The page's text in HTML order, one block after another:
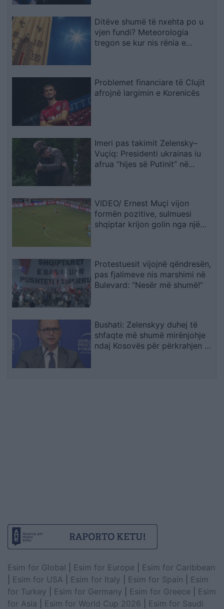
Ditëve shumë të nxehta po u
vjen fundi? Meteorologia
tregon se kur nis rënia e
Problemet financiare të Clujit
afrojnë largimin e Korenicës
Imeri pas takimit Zelensky–
Vuçiq: Presidenti ukrainas iu
afrua “hijes së Putinit” në
VIDEO/ Ernest Muçi vijon
formën pozitive, sulmuesi
shqiptar krijon golin nga një
Protestuesit vijojnë qëndresën,
pas fjalimeve nis marshimi në
Bulevard: “Nesër më shumë!”
Bushati: Zelenskyy duhej të
shfaqte më shumë mirënjohje
ndaj Kosovës për përkrahjen e
Esim for Global Esim for Europe
Esim for Caribbean
Esim for USA Esim for Italy Esim for Spain
Esim
for Turkey
Esim for Germany Esim for Greece
Esim
for Asia
Esim for World Cup 2026
Esim for Saudi